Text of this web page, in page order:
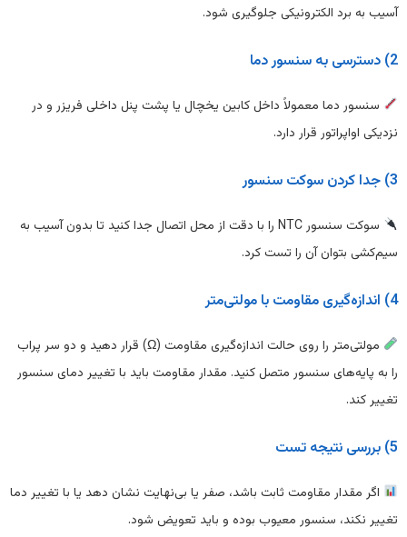
آسیب به برد الکترونیکی جلوگیری شود.
2) دسترسی به سنسور دما
سنسور دما معمولاً داخل کابین یخچال یا پشت پنل داخلی فریزر و در
نزدیکی اواپراتور قرار دارد.
3) جدا کردن سوکت سنسور
سوکت سنسور NTC را با دقت از محل اتصال جدا کنید تا بدون آسیب به
سیم‌کشی بتوان آن را تست کرد.
4) اندازه‌گیری مقاومت با مولتی‌متر
مولتی‌متر را روی حالت اندازه‌گیری مقاومت (Ω) قرار دهید و دو سر پراب
را به پایه‌های سنسور متصل کنید. مقدار مقاومت باید با تغییر دمای سنسور
تغییر کند.
5) بررسی نتیجه تست
اگر مقدار مقاومت ثابت باشد، صفر یا بی‌نهایت نشان دهد یا با تغییر دما
تغییر نکند، سنسور معیوب بوده و باید تعویض شود.